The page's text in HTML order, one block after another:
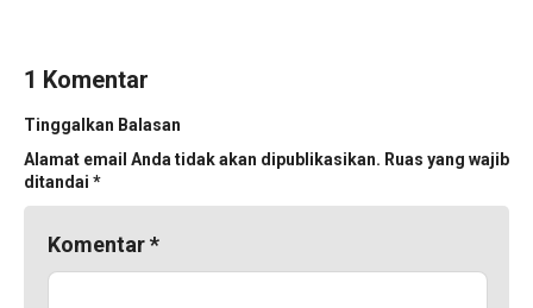
1 Komentar
Tinggalkan Balasan
Alamat email Anda tidak akan dipublikasikan. Ruas yang wajib
ditandai *
Komentar*